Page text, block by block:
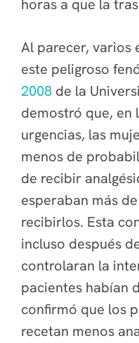
horas a que la
Al parecer, varios
este peligroso
2008 de la
demostró que, en
urgencias, las
menos de
de recibir
esperaban más
recibirlos. Esta
incluso después
controlaran la
pacientes habían
confirmó que los
recetan menos